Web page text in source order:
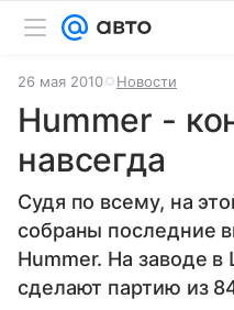
26 мая 2010 Новости
Hummer -
навсегда
Судя по всему, на
собраны последние
Hummer. На заводе в
сделают партию из